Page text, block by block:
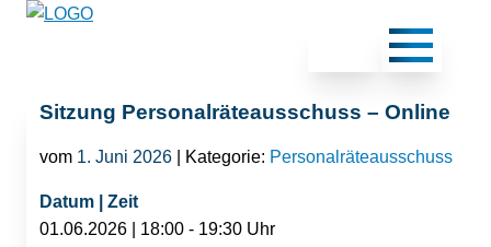
Sitzung Personalräteausschuss – Online
vom 1. Juni 2026 | Kategorie: Personalräteausschuss
Datum | Zeit
01.06.2026 | 18:00 - 19:30 Uhr